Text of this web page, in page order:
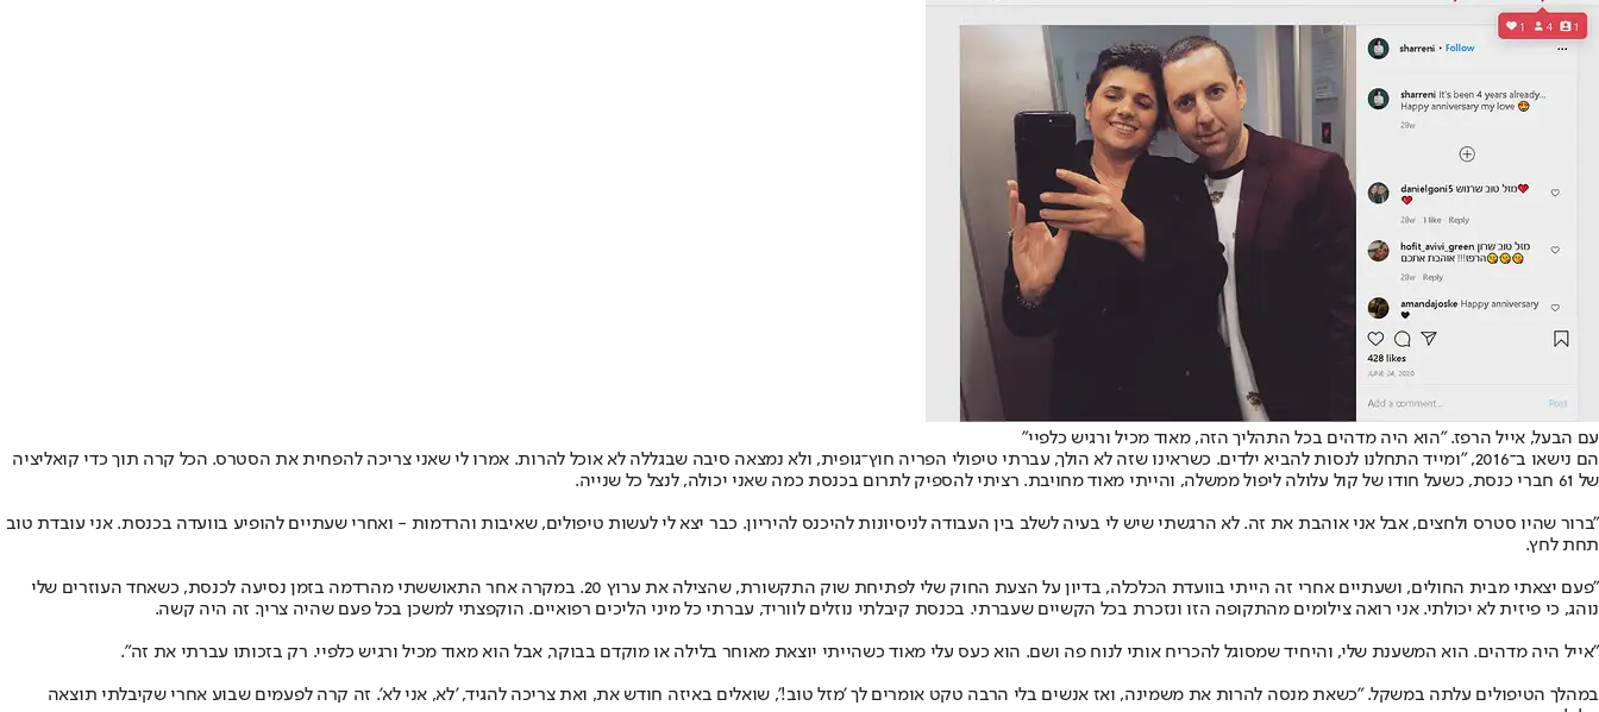
עם הבעל, אייל הרפז. "הוא היה מדהים בכל התהליך הזה, מאוד מכיל ורגיש כלפיי"
הם נישאו ב־2016, "ומייד התחלנו לנסות להביא ילדים. כשראינו שזה לא הולך, עברתי טיפולי הפריה חוץ־גופית, ולא נמצאה סיבה שבגללה לא אוכל להרות. אמרו לי שאני צריכה להפחית את הסטרס. הכל קרה תוך כדי קואליציה
של 61 חברי כנסת, כשעל חודו של קול עלולה ליפול ממשלה, והייתי מאוד מחויבת. רציתי להספיק לתרום בכנסת כמה שאני יכולה, לנצל כל שנייה.
"ברור שהיו סטרס ולחצים, אבל אני אוהבת את זה. לא הרגשתי שיש לי בעיה לשלב בין העבודה לניסיונות להיכנס להיריון. כבר יצא לי לעשות טיפולים, שאיבות והרדמות - ואחרי שעתיים להופיע בוועדה בכנסת. אני עובדת טוב
תחת לחץ.
"פעם יצאתי מבית החולים, ושעתיים אחרי זה הייתי בוועדת הכלכלה, בדיון על הצעת החוק שלי לפתיחת שוק התקשורת, שהצילה את ערוץ 20. במקרה אחר התאוששתי מהרדמה בזמן נסיעה לכנסת, כשאחד העוזרים שלי
נוהג, כי פיזית לא יכולתי. אני רואה צילומים מהתקופה הזו ונזכרת בכל הקשיים שעברתי. בכנסת קיבלתי נוזלים לווריד, עברתי כל מיני הליכים רפואיים. הוקפצתי למשכן בכל פעם שהיה צריך. זה היה קשה.
"אייל היה מדהים. הוא המשענת שלי, והיחיד שמסוגל להכריח אותי לנוח פה ושם. הוא כעס עלי מאוד כשהייתי יוצאת מאוחר בלילה או מוקדם בבוקר, אבל הוא מאוד מכיל ורגיש כלפיי. רק בזכותו עברתי את זה".
במהלך הטיפולים עלתה במשקל. "כשאת מנסה להרות את משמינה, ואז אנשים בלי הרבה טקט אומרים לך 'מזל טוב!', שואלים באיזה חודש את, ואת צריכה להגיד, 'לא, אני לא'. זה קרה לפעמים שבוע אחרי שקיבלתי תוצאה